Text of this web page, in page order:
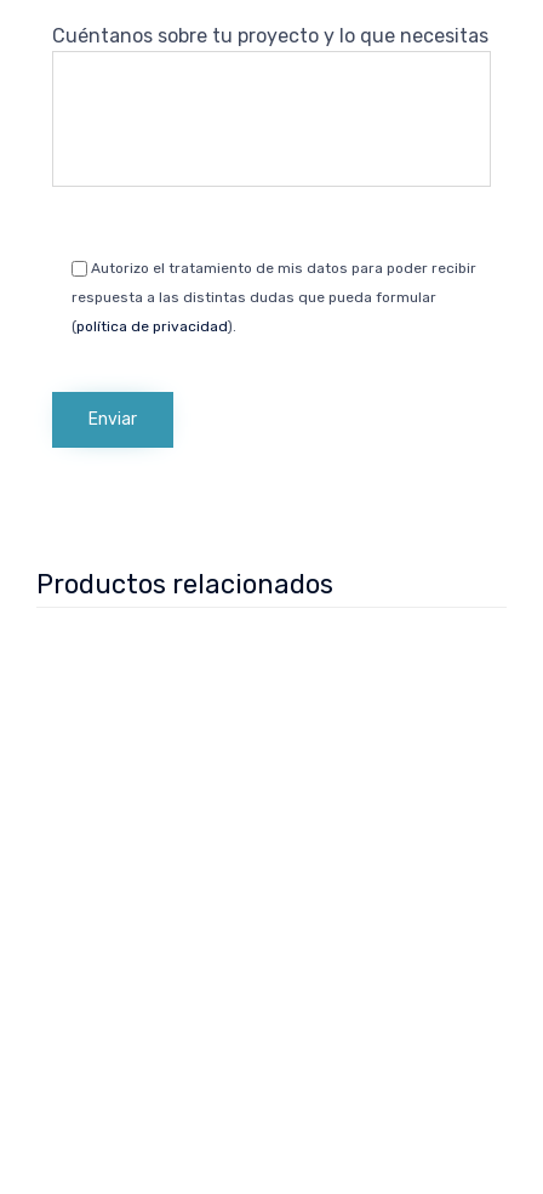
Cuéntanos sobre tu proyecto y lo que necesitas
Autorizo el tratamiento de mis datos para poder recibir
respuesta a las distintas dudas que pueda formular
(política de privacidad).
Productos relacionados